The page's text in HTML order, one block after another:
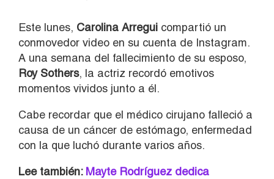
Este lunes, Carolina Arregui compartió un
conmovedor video en su cuenta de Instagram.
A una semana del fallecimiento de su esposo,
Roy Sothers, la actriz recordó emotivos
momentos vividos junto a él.
Cabe recordar que el médico cirujano falleció a
causa de un cáncer de estómago, enfermedad
con la que luchó durante varios años.
Lee también:Mayte Rodríguez dedica